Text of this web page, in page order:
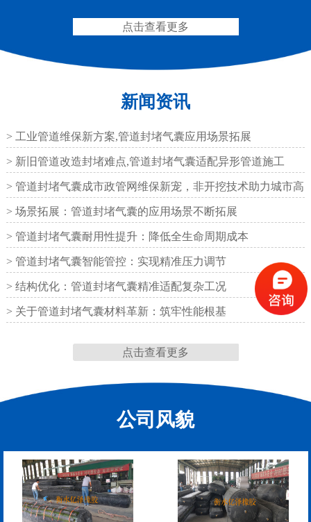
抗震盆式支座
C40、60、80型桥梁伸
F40、60、80型桥梁伸缩
缝
E40、60、80型桥梁伸缩
缝
缩缝
点击查看更多
新闻资讯
> 工业管道维保新方案,管道封堵气囊应用场景拓展
> 新旧管道改造封堵难点,管道封堵气囊适配异形管道施工
> 管道封堵气囊成市政管网维保新宠，非开挖技术助力城市高
效运
> 场景拓展：管道封堵气囊的应用场景不断拓展
> 管道封堵气囊耐用性提升：降低全生命周期成本
> 管道封堵气囊智能管控：实现精准压力调节
> 结构优化：管道封堵气囊精准适配复杂工况
> 关于管道封堵气囊材料革新：筑牢性能根基
点击查看更多
公司风貌